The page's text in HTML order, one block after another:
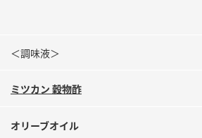
業務用サイト ミツカングループについて
＜調味液＞
ミツカン 穀物酢
オリーブオイル